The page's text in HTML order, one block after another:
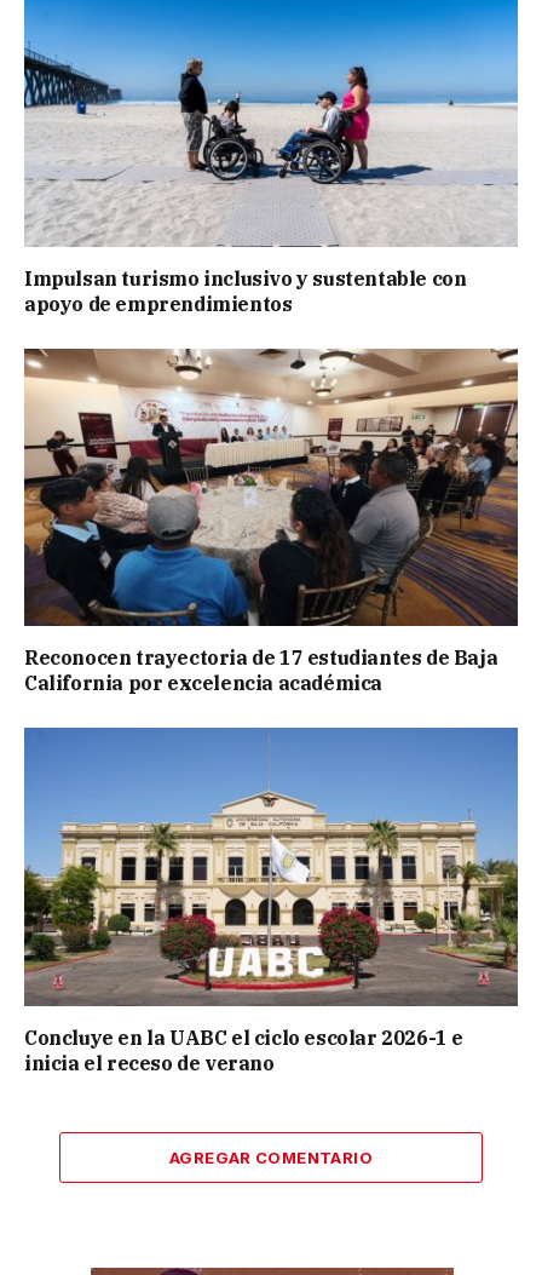
Impulsan turismo inclusivo y sustentable con
apoyo de emprendimientos
Reconocen trayectoria de 17 estudiantes de Baja
California por excelencia académica
Concluye en la UABC el ciclo escolar 2026-1 e
inicia el receso de verano
AGREGAR COMENTARIO